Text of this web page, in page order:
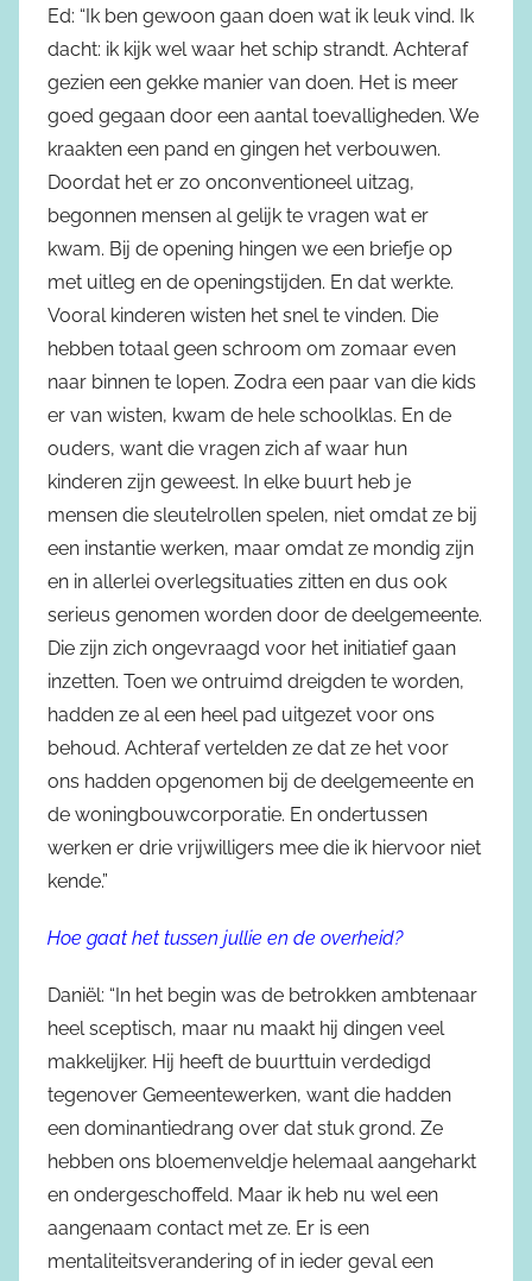
Ed: “Ik ben gewoon gaan doen wat ik leuk vind. Ik
dacht: ik kijk wel waar het schip strandt. Achteraf
gezien een gekke manier van doen. Het is meer
goed gegaan door een aantal toevalligheden. We
kraakten een pand en gingen het verbouwen.
Doordat het er zo onconventioneel uitzag,
begonnen mensen al gelijk te vragen wat er
kwam. Bij de opening hingen we een briefje op
met uitleg en de openingstijden. En dat werkte.
Vooral kinderen wisten het snel te vinden. Die
hebben totaal geen schroom om zomaar even
naar binnen te lopen. Zodra een paar van die kids
er van wisten, kwam de hele schoolklas. En de
ouders, want die vragen zich af waar hun
kinderen zijn geweest. In elke buurt heb je
mensen die sleutelrollen spelen, niet omdat ze bij
een instantie werken, maar omdat ze mondig zijn
en in allerlei overlegsituaties zitten en dus ook
serieus genomen worden door de deelgemeente.
Die zijn zich ongevraagd voor het initiatief gaan
inzetten. Toen we ontruimd dreigden te worden,
hadden ze al een heel pad uitgezet voor ons
behoud. Achteraf vertelden ze dat ze het voor
ons hadden opgenomen bij de deelgemeente en
de woningbouwcorporatie. En ondertussen
werken er drie vrijwilligers mee die ik hiervoor niet
kende.”
Hoe gaat het tussen jullie en de overheid?
Daniël: “In het begin was de betrokken ambtenaar
heel sceptisch, maar nu maakt hij dingen veel
makkelijker. Hij heeft de buurttuin verdedigd
tegenover Gemeentewerken, want die hadden
een dominantiedrang over dat stuk grond. Ze
hebben ons bloemenveldje helemaal aangeharkt
en ondergeschoffeld. Maar ik heb nu wel een
aangenaam contact met ze. Er is een
mentaliteitsverandering of in ieder geval een